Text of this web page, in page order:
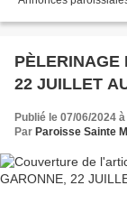
PÈLERINAGE
22 JUILLET
Publié le 07/06/2024
Par Paroisse Sainte